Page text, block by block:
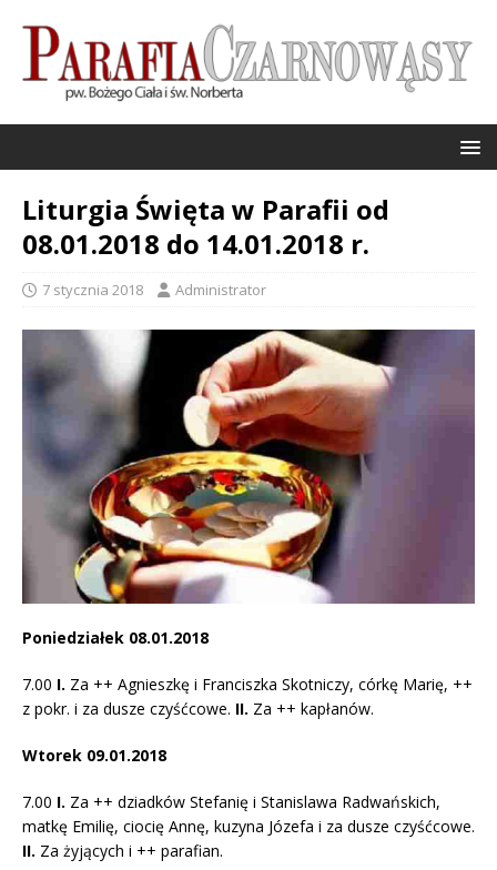
Liturgia Święta w Parafii od
08.01.2018 do 14.01.2018 r.
7 stycznia 2018 Administrator
Poniedziałek 08.01.2018
7.00 I. Za ++ Agnieszkę i Franciszka Skotniczy, córkę Marię, ++
z pokr. i za dusze czyśćcowe. II. Za ++ kapłanów.
Wtorek 09.01.2018
7.00 I. Za ++ dziadków Stefanię i Stanislawa Radwańskich,
matkę Emilię, ciocię Annę, kuzyna Józefa i za dusze czyśćcowe.
II. Za żyjących i ++ parafian.